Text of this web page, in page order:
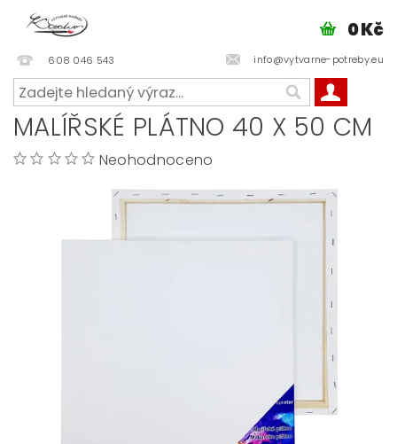
608 046 543 info@vytvarne-potreby.eu
0 Kč
MALÍŘSKÉ PLÁTNO 40 X 50 CM
Neohodnoceno